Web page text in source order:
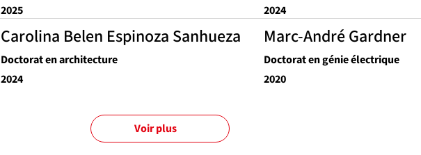
2025
2024
Carolina Belen Espinoza Sanhueza
Doctorat en architecture
2024
Marc-André Gardner
Doctorat en génie électrique
2020
Voir plus